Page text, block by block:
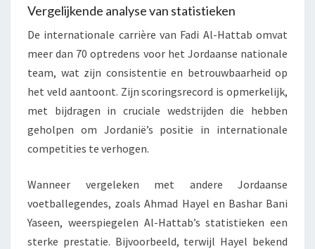
Vergelijkende analyse van statistieken
De internationale carrière van Fadi Al-Hattab omvat
meer dan 70 optredens voor het Jordaanse nationale
team, wat zijn consistentie en betrouwbaarheid op
het veld aantoont. Zijn scoringsrecord is opmerkelijk,
met bijdragen in cruciale wedstrijden die hebben
geholpen om Jordanië’s positie in internationale
competities te verhogen.
Wanneer vergeleken met andere Jordaanse
voetballegendes, zoals Ahmad Hayel en Bashar Bani
Yaseen, weerspiegelen Al-Hattab’s statistieken een
sterke prestatie. Bijvoorbeeld, terwijl Hayel bekend